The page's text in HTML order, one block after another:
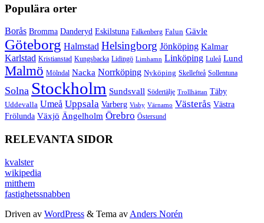
Populära orter
Borås Bromma Danderyd Eskilstuna Falkenberg Falun Gävle
Göteborg Halmstad Helsingborg Jönköping Kalmar
Karlstad Kristianstad Kungsbacka Lidingö Limhamn Linköping Luleå Lund
Malmö Mölndal Nacka Norrköping Nyköping Skellefteå Sollentuna
Solna Stockholm Sundsvall Södertälje Trollhättan Täby
Uddevalla Umeå Uppsala Varberg Visby Värnamo Västerås Västra
Frölunda Växjö Ängelholm Örebro Östersund
RELEVANTA SIDOR
kvalster
wikipedia
mitthem
fastighetssnabben
Driven av WordPress & Tema av Anders Norén